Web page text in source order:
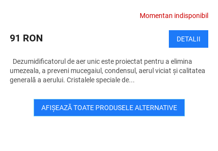
Momentan indisponibil
91 RON DETALII
Dezumidificatorul de aer unic este proiectat pentru a elimina
umezeala, a preveni mucegaiul, condensul, aerul viciat și calitatea
generală a aerului. Cristalele speciale de...
AFIŞEAZĂ TOATE PRODUSELE ALTERNATIVE